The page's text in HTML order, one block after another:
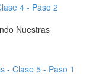
4 - Paso 2
Nuestras
- Clase 5 - Paso 1